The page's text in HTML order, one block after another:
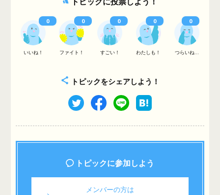
いいね！ ファイト！ すごい！ わたしも！ つらいね...
0 0 0 0 0
トピックをシェアしよう！
トピックに参加しよう
メンバーの方は